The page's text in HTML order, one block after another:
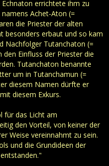
errichtete ihm zu
Achet-Aton (=
die Priester der alten
besonders erbaut und so kam
Nachfolger Tutanchaton (=
Einfluss der Priester die
Tutanchaton benannte
um in Tutanchamun (=
diesem Namen dürfte er
diesem Exkurs.
für das Licht am
den Vorteil, von keiner der
Weise vereinnahmt zu sein.
und die Grundideen der